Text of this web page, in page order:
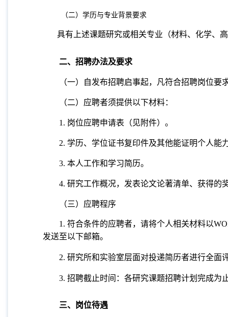
（二）学历与专业背景要求
具有上述课题研究或相关专业（材料、化学、
二、招聘办法及要求
（一）自发布招聘启事起，凡符合招聘岗位要
（二）应聘者须提供以下材料：
1. 岗位应聘申请表（见附件）。
2. 学历、学位证书复印件及其他能证明个人能
3. 本人工作和学习简历。
4. 研究工作概况，发表论文论著清单、获得的
（三）应聘程序
1. 符合条件的应聘者，请将个人相关材料以
发送至以下邮箱。
2. 研究所和实验室层面对投递简历者进行全面
3. 招聘截止时间：各研究课题招聘计划完成为
三、岗位待遇